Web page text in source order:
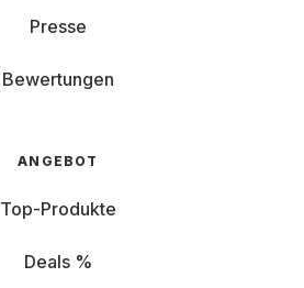
Presse
Bewertungen
ANGEBOT
Top-Produkte
Deals %